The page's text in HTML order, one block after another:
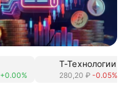
+0.00%
Т-Технологии
280,20 ₽ -0.05%